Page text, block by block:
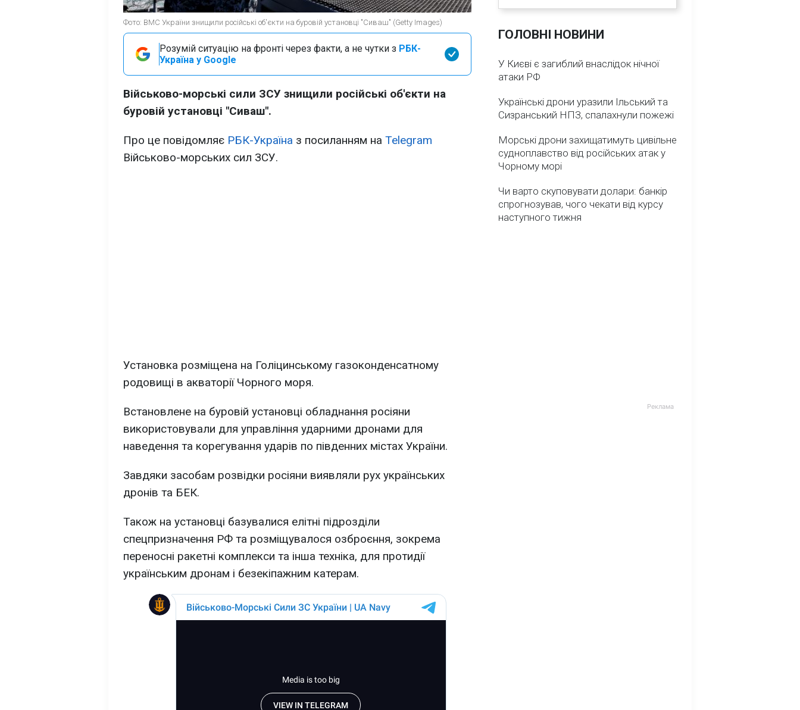
Фото: ВМС України знищили російські об'єкти на буровій установці "Сиваш" (Getty Images)
Розумій ситуацію на фронті через факти, а не чутки з РБК-
Україна у Google
Військово-морські сили ЗСУ знищили російські об'єкти на
буровій установці "Сиваш".
Про це повідомляє РБК-Україна з посиланням на Telegram
Військово-морських сил ЗСУ.
Установка розміщена на Голіцинському газоконденсатному
родовищі в акваторії Чорного моря.
Встановлене на буровій установці обладнання росіяни
використовували для управління ударними дронами для
наведення та корегування ударів по південних містах України.
Завдяки засобам розвідки росіяни виявляли рух українських
дронів та БЕК.
Також на установці базувалися елітні підрозділи
спецпризначення РФ та розміщувалося озброєння, зокрема
переносні ракетні комплекси та інша техніка, для протидії
українським дронам і безекіпажним катерам.
ГОЛОВНІ НОВИНИ
У Києві є загиблий внаслідок нічної
атаки РФ
Українські дрони уразили Ільський та
Сизранський НПЗ, спалахнули пожежі
Морські дрони захищатимуть цивільне
судноплавство від російських атак у
Чорному морі
Чи варто скуповувати долари: банкір
спрогнозував, чого чекати від курсу
наступного тижня